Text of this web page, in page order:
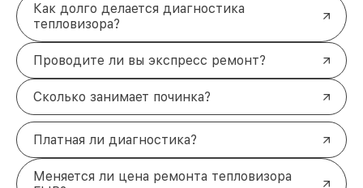
Как долго делается диагностика
тепловизора?
Проводите ли вы экспресс ремонт?
Сколько занимает починка?
Платная ли диагностика?
Меняется ли цена ремонта тепловизора